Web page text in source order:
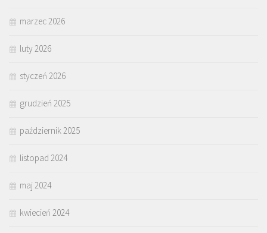
marzec 2026
luty 2026
styczeń 2026
grudzień 2025
październik 2025
listopad 2024
maj 2024
kwiecień 2024